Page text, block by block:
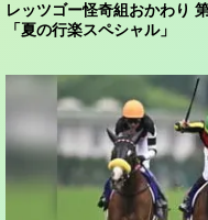
レッツゴー怪奇組おかわり
「夏の行楽スペシャル」